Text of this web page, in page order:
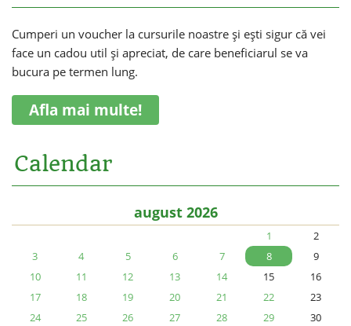
Cumperi un voucher la cursurile noastre și ești sigur că vei
face un cadou util și apreciat, de care beneficiarul se va
bucura pe termen lung.
Afla mai multe!
Calendar
august 2026
1
2
3
4 5 6 7 8
9
10
11 12 13 14 15
16
17
18 19 20 21 22
23
24
25 26 27 28 29
30